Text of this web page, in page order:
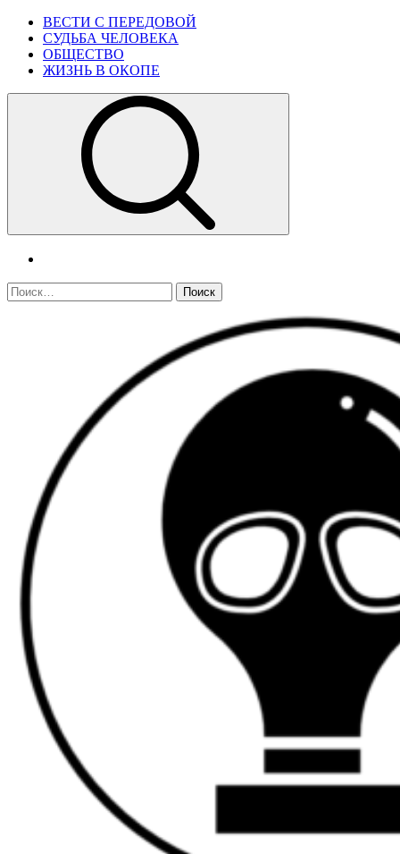
Skip
content
Primary
Menu
ВЕСТИ С ПЕРЕДОВОЙ
СУДЬБА ЧЕЛОВЕКА
ОБЩЕСТВО
ЖИЗНЬ В ОКОПЕ
Найти: